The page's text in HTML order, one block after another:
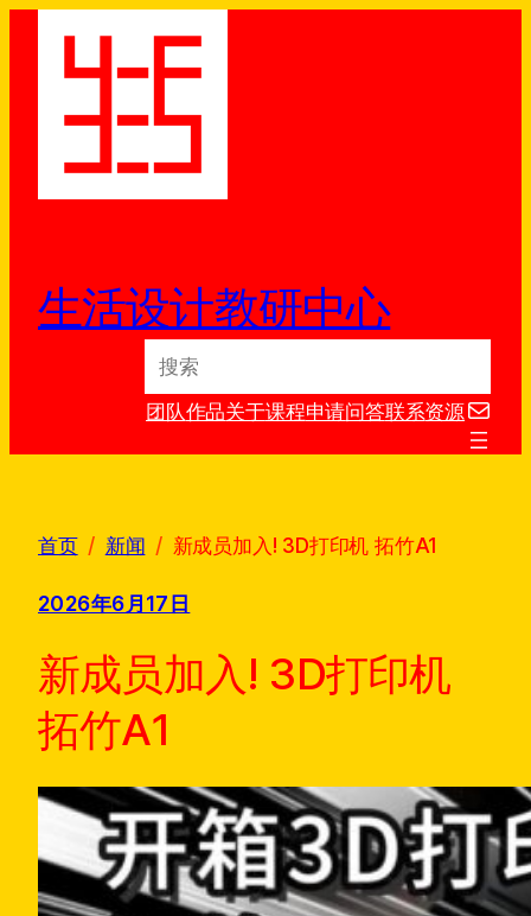
生活设计教研中心
a团队作品关于课程申请问答联系资源电子邮件
首页 新闻 新成员加入! 3D打印机 拓竹A1
2026年6月17日
新成员加入! 3D打印机
拓竹A1